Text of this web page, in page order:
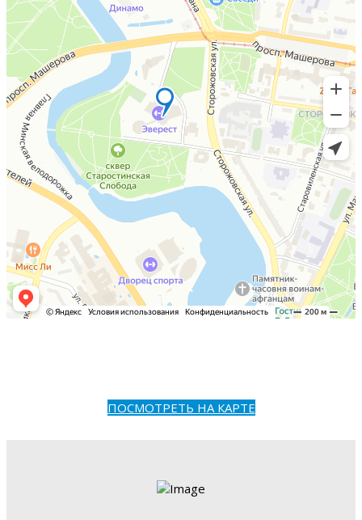
ПОСМОТРЕТЬ НА КАРТЕ